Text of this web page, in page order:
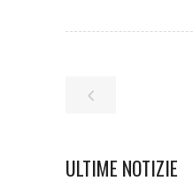
ULTIME NOTIZIE